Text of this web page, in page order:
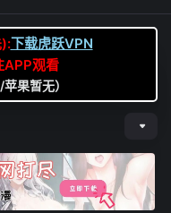
下载虎跃VPN
APP观看
果暂无）